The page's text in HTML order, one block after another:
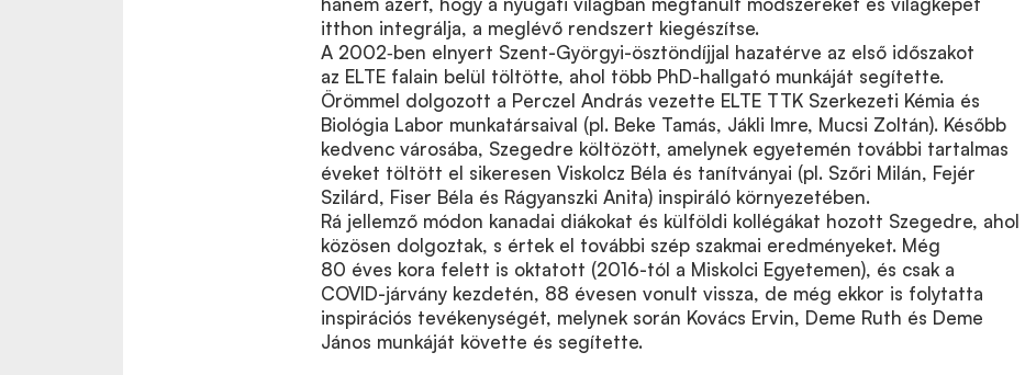
itthon integrálja, a meglévő rendszert kiegészítse.
A 2002‑ben elnyert Szent-Györgyi-ösztöndíjjal hazatérve az első időszakot
az ELTE falain belül töltötte, ahol több PhD-hallgató munkáját segítette.
Örömmel dolgozott a Perczel András vezette ELTE TTK Szerkezeti Kémia és
Biológia Labor munkatársaival (pl. Beke Tamás, Jákli Imre, Mucsi Zoltán). Később
kedvenc városába, Szegedre költözött, amelynek egyetemén további tartalmas
éveket töltött el sikeresen Viskolcz Béla és tanítványai (pl. Szőri Milán, Fejér
Szilárd, Fiser Béla és Rágyanszki Anita) inspiráló környezetében.
Rá jellemző módon kanadai diákokat és külföldi kollégákat hozott Szegedre, ahol
közösen dolgoztak, s értek el további szép szakmai eredményeket. Még
80 éves kora felett is oktatott (2016-tól a Miskolci Egyetemen), és csak a
COVID-járvány kezdetén, 88 évesen vonult vissza, de még ekkor is folytatta
inspirációs tevékenységét, melynek során Kovács Ervin, Deme Ruth és Deme
János munkáját követte és segítette.